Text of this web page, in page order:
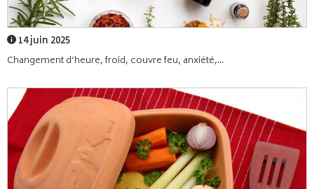
14 juin 2025
Changement d’heure, froid, couvre feu, anxiété,...